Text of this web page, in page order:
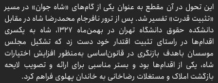
این تحول در آن مقطع به عنوان یکی از گام‌های «شاه جوان» در مسیر
«تثبیت قدرت» تفسیر شد. پس از ترور نافرجام محمدرضا شاه در مقابل
دانشکده حقوق دانشگاه تهران در بهمن‌ماه ۱۳۲۷، شاه به یکسری
اقدام‌ها در راستای تثبیت اقتدار خود دست زد که تشکیل مجلس
موسسان باهدف بازنگری در قانون‌اساسی به‌منظور افزایش اختیارات
شاه، یکی از اقدام‌ها بود و بستر مناسبی برای ارائه و تصویب لایحه
بازگشت املاک و مستغلات رضاخانی به خاندان پهلوی فراهم کرد.